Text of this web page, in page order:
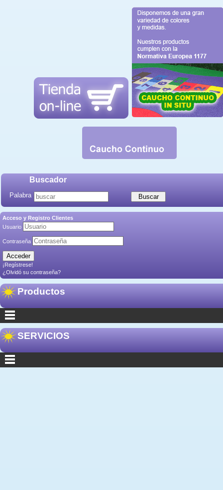
Buscador
Palabra
Acceso y Registro Clientes
Usuario
Contraseña
¡Regístrese!
¿Olvidó su contraseña?
Productos
SERVICIOS